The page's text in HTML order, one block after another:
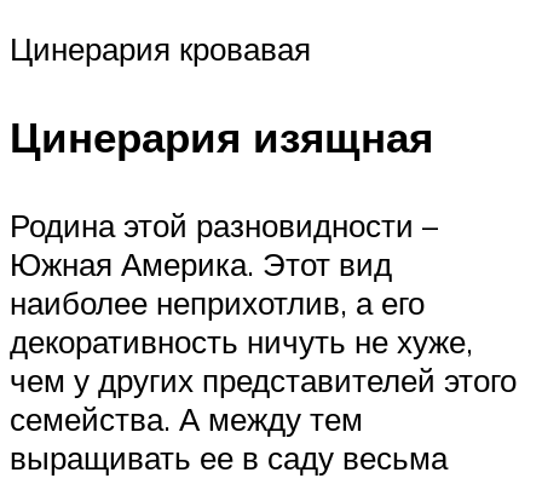
Цинерария кровавая
Цинерария изящная
Родина этой разновидности –
Южная Америка. Этот вид
наиболее неприхотлив, а его
декоративность ничуть не хуже,
чем у других представителей этого
семейства. А между тем
выращивать ее в саду весьма